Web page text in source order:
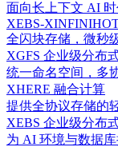
面向长上下文 AI
XEBS-XINFINI
全闪块存储，微秒
XGFS 企业级分布
统一命名空间，多
XHERE 融合计算
提供全协议存储的
XEBS 企业级分布
为 AI 环境与数据